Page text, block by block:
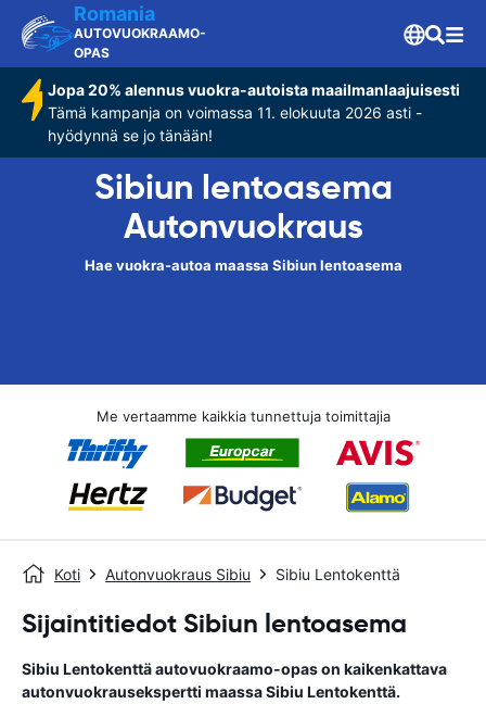
Romania
AUTOVUOKRAAMO-
OPAS
Jopa 20% alennus vuokra-autoista maailmanlaajuisesti
Tämä kampanja on voimassa 11. elokuuta 2026 asti -
hyödynnä se jo tänään!
Sibiun lentoasema
Autonvuokraus
Hae vuokra-autoa maassa Sibiun lentoasema
Me vertaamme kaikkia tunnettuja toimittajia
Koti Autonvuokraus Sibiu Sibiu Lentokenttä
Sijaintitiedot Sibiun lentoasema
Sibiu Lentokenttäautovuokraamo-opason kaikenkattava
autonvuokrausekspertti maassaSibiu Lentokenttä.